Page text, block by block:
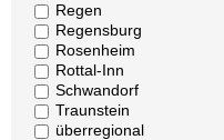
Regen
Regensburg
Rosenheim
Rottal-Inn
Schwandorf
Traunstein
überregional